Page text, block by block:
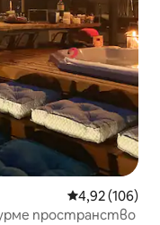
Средна
4,92 (106)
пространство